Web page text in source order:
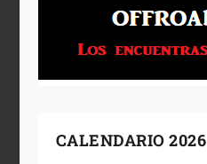
CALENDARIO 2026